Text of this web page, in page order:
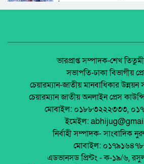
সাংবাদিকদের ওপর
ভারতের যৌনপল্লি থেকে ১১
পাবনায় নেশার টাকা না
ছেলে গ্রেফতার।
৯৪ টি ইট ভাটা অবৈধ,
জেলা আইন-শৃৃঙ্খলা কমিটির
পলাশবাড়ীতে এমইপি
অনুষ্ঠিত।
জুলাই সনদ বাস্তবায়ন নিয়ে
বিক্ষোভ
মালয়েশিয়ায় ইমিগ্রেশনের
ভারপ্রাপ্ত সম্পাদক-শেখ
সভাপতি-ঢাকা বিভাগীয়
চেয়ারম্যান-জাতীয় মানবাধিকার উন্নয়ন
চেয়ারম্যান জাতীয় অনলাইন প্রেস
মোবাইল: ০১৮৮৩২২২৩৩৩,
ইমেইল:
নির্বাহী সম্পাদক- সাংবাদিক
মোবাইল:
এডভানসড প্রিন্টং - ক-১৯/৬,